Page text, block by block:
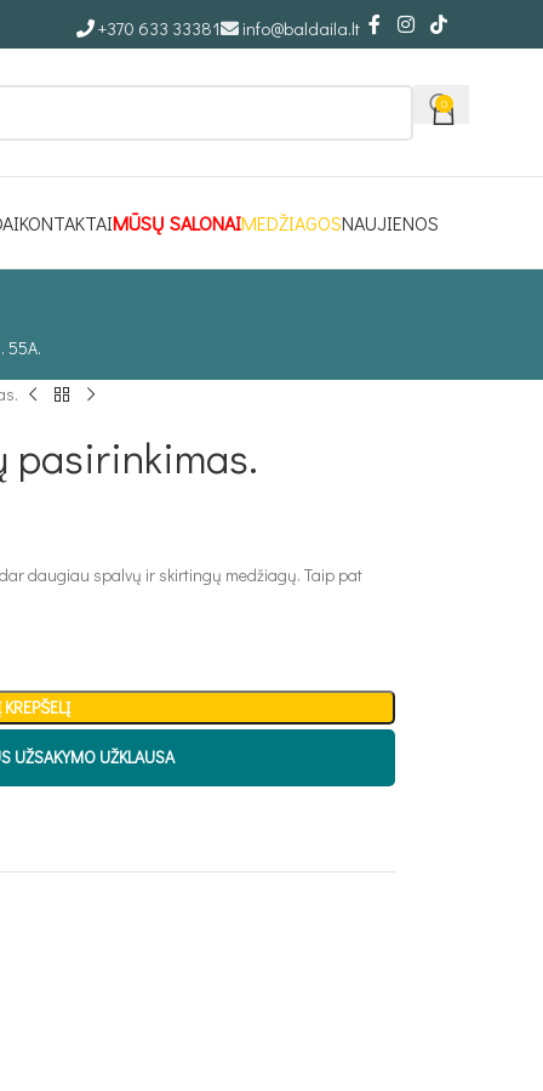
+370 633 33381 info@baldaila.lt
0
KONTAKTAIMŪSŲ SALONAIMEDŽIAGOSNAUJIENOS
55A.
pasirinkimas.
daugiau spalvų ir skirtingų medžiagų. Taip pat
KREPŠELĮ
UŽSAKYMO UŽKLAUSA